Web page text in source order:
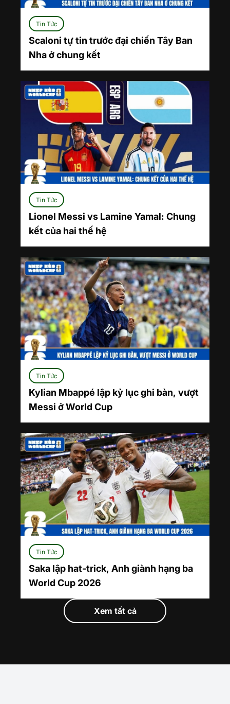
Tin Tức
Scaloni tự tin trước đại chiến Tây Ban
Nha ở chung kết
Tin Tức
Lionel Messi vs Lamine Yamal: Chung
kết của hai thế hệ
Tin Tức
Kylian Mbappé lập kỷ lục ghi bàn, vượt
Messi ở World Cup
Tin Tức
Saka lập hat-trick, Anh giành hạng ba
World Cup 2026
Xem tất cả